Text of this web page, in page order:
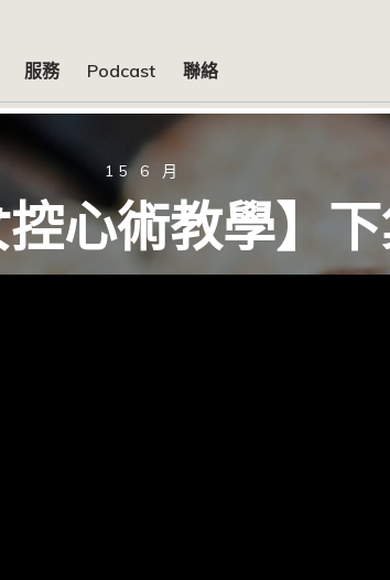
服務 Podcast 聯絡
15 6 月
心術教學】